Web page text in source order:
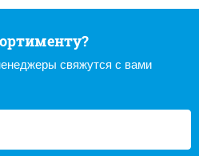
свяжутся с вами